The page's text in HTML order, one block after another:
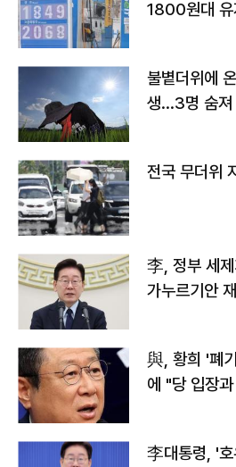
1800원대 유
불볕더위에
생…3명 숨져
전국 무더위
李, 정부 세
가누르기안
與, 황희 '폐
에 "당 입장
李대통령, '호